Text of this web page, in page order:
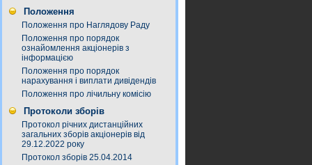
Положення
Положення про Наглядову Раду
Положення про порядок
ознайомлення акціонерів з
інформацією
Положення про порядок
нарахування і виплати дивідендів
Положення про лічильну комісію
Протоколи зборів
Протокол річних дистанційних
загальних зборів акціонерів від
29.12.2022 року
Протокол зборів 25.04.2014